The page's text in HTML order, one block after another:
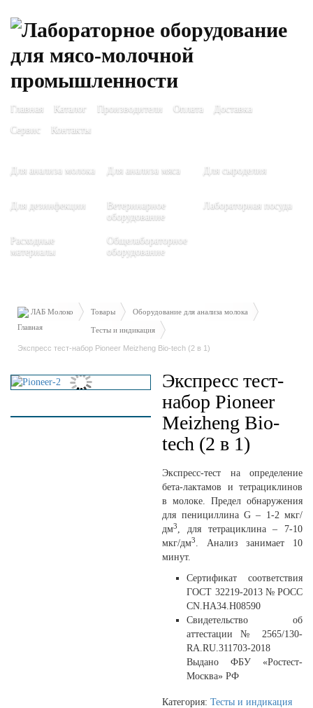
Главная Каталог Производители Оплата
Доставка
Сервис
Контакты
Для анализа молока Для анализа мяса Для сыроделия
Для дезинфекции
Ветеринарное
оборудование
Лабораторная посуда
Расходные
материалы
Общелабораторное
оборудование
ЛАБ Молоко Товары Оборудование для анализа молока
Тесты и индикация
Экспресс тест-набор Pioneer Meizheng Bio-tech (2 в 1)
Экспресс тест-
набор Pioneer
Meizheng Bio-
tech (2 в 1)
Экспресс-тест на определение
бета-лактамов и тетрациклинов
в молоке. Предел обнаружения
для пенициллина G – 1-2 мкг/
дм3, для тетрациклина – 7-10
мкг/дм3. Анализ занимает 10
минут.
Сертификат соответствия
ГОСТ 32219-2013 № РОСС
CN.HA34.H08590
Свидетельство об
аттестации № 2565/130-
RA.RU.311703-2018
Выдано ФБУ «Ростест-
Москва» РФ
Категория:Тесты и индикация